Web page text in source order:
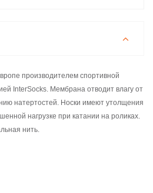
производителем спортивной
InterSocks. Мембрана отводит влагу от
натертостей. Носки имеют утолщения
нагрузке при катании на роликах.
нить.